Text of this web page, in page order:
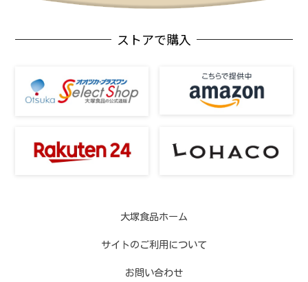
ストアで購入
大塚食品ホーム
サイトのご利用について
お問い合わせ